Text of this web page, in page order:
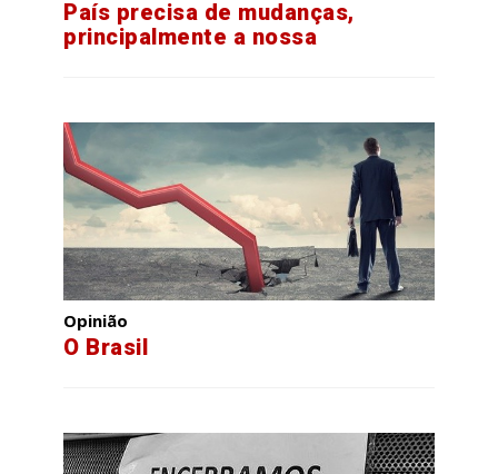
País precisa de mudanças,
principalmente a nossa
Opinião
O Brasil